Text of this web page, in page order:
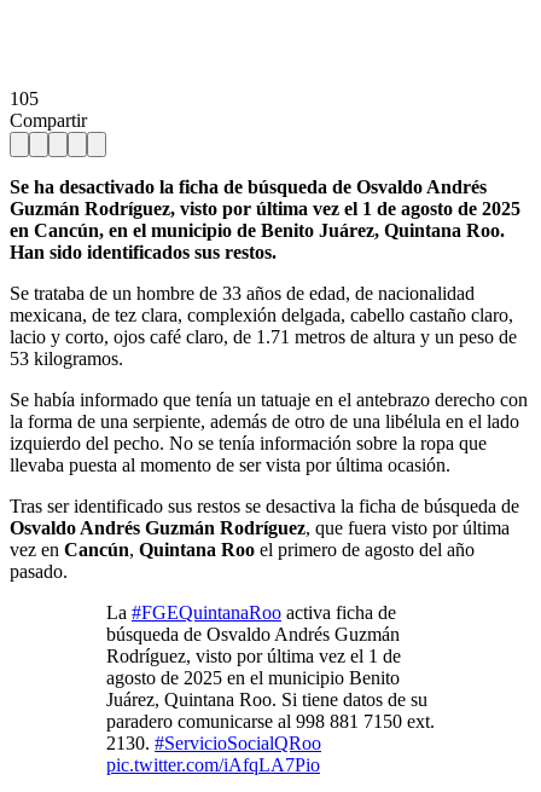
105
Compartir
Se ha desactivado la ficha de búsqueda de Osvaldo Andrés
Guzmán Rodríguez, visto por última vez el 1 de agosto de 2025
en Cancún, en el municipio de Benito Juárez, Quintana Roo.
Han sido identificados sus restos.
Se trataba de un hombre de 33 años de edad, de nacionalidad
mexicana, de tez clara, complexión delgada, cabello castaño claro,
lacio y corto, ojos café claro, de 1.71 metros de altura y un peso de
53 kilogramos.
Se había informado que tenía un tatuaje en el antebrazo derecho con
la forma de una serpiente, además de otro de una libélula en el lado
izquierdo del pecho. No se tenía información sobre la ropa que
llevaba puesta al momento de ser vista por última ocasión.
Tras ser identificado sus restos se desactiva la ficha de búsqueda de
Osvaldo Andrés Guzmán Rodríguez, que fuera visto por última
vez en Cancún, Quintana Roo el primero de agosto del año
pasado.
La #FGEQuintanaRoo activa ficha de
búsqueda de Osvaldo Andrés Guzmán
Rodríguez, visto por última vez el 1 de
agosto de 2025 en el municipio Benito
Juárez, Quintana Roo. Si tiene datos de su
paradero comunicarse al 998 881 7150 ext.
2130. #ServicioSocialQRoo
pic.twitter.com/iAfqLA7Pio